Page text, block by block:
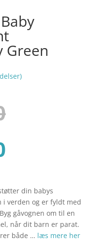
Green
pris
var:
Den
aktuelle
pris
din babys
verden og er fyldt med
gåvognen om til en
når dit barn er parat.
både … læs mere her